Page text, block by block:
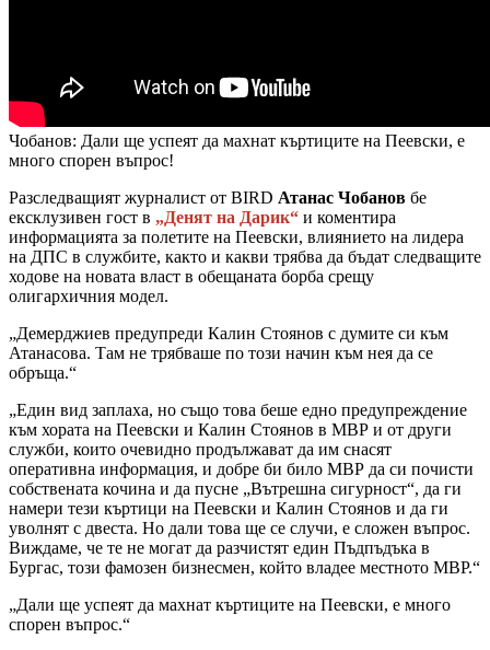
Чобанов: Дали ще успеят да махнат къртиците на Пеевски, е
много спорен въпрос!
Разследващият журналист от BIRD Атанас Чобанов бе
ексклузивен гост в „Денят на Дарик“ и коментира
информацията за полетите на Пеевски, влиянието на лидера
на ДПС в службите, както и какви трябва да бъдат следващите
ходове на новата власт в обещаната борба срещу
олигархичния модел.
„Демерджиев предупреди Калин Стоянов с думите си към
Атанасова. Там не трябваше по този начин към нея да се
обръща.“
„Един вид заплаха, но също това беше едно предупреждение
към хората на Пеевски и Калин Стоянов в МВР и от други
служби, които очевидно продължават да им снасят
оперативна информация, и добре би било МВР да си почисти
собствената кочина и да пусне „Вътрешна сигурност“, да ги
намери тези къртици на Пеевски и Калин Стоянов и да ги
уволнят с двеста. Но дали това ще се случи, е сложен въпрос.
Виждаме, че те не могат да разчистят един Пъдпъдъка в
Бургас, този фамозен бизнесмен, който владее местното МВР.“
„Дали ще успеят да махнат къртиците на Пеевски, е много
спорен въпрос.“